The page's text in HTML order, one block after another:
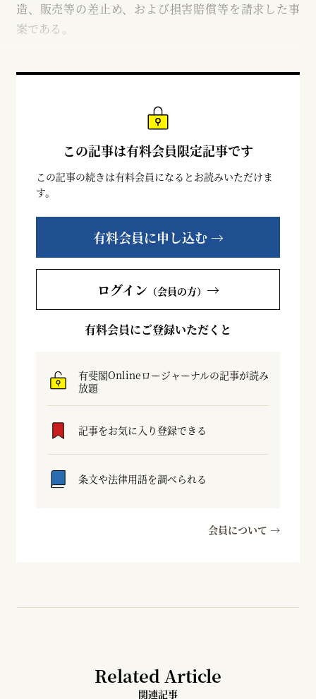
造、販売等の差止め、および損害賠償等を請求した事
案である。
この記事は有料会員限定記事です
この記事の続きは有料会員になるとお読みいただけま
す。
有料会員に申し込む →
ログイン （会員の方） →
有料会員にご登録いただくと
有斐閣Onlineロージャーナルの記事が読み
放題
記事をお気に入り登録できる
条文や法律用語を調べられる
会員について →
Related Article
関連記事